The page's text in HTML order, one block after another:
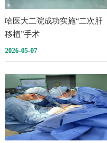
哈医大二院成功实施“二次肝
移植”手术
2026-05-07